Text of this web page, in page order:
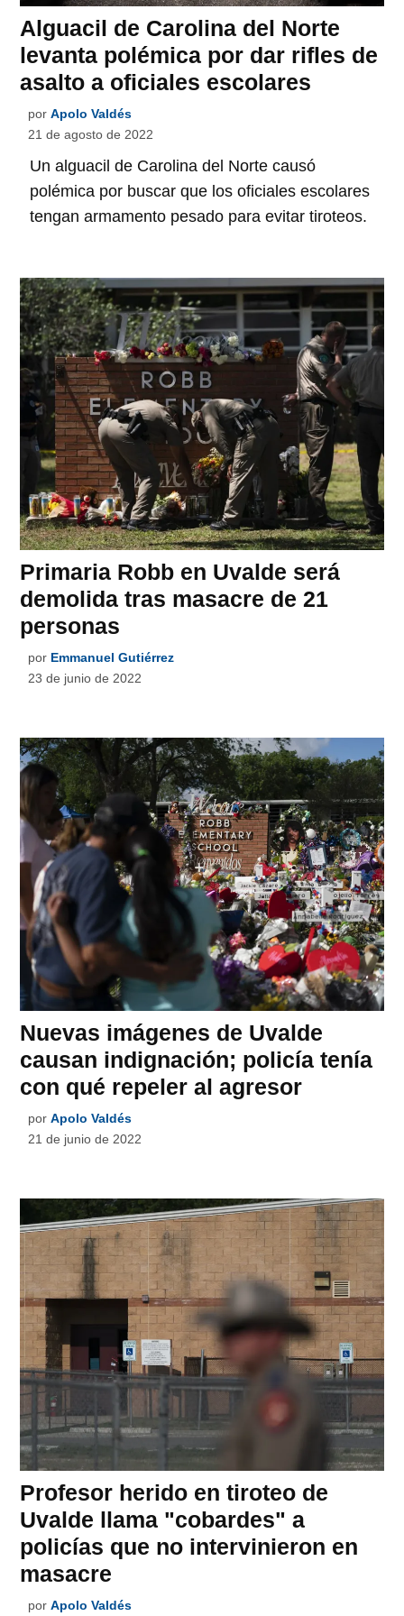
Alguacil de Carolina del Norte
levanta polémica por dar rifles de
asalto a oficiales escolares
por Apolo Valdés
21 de agosto de 2022
Un alguacil de Carolina del Norte causó
polémica por buscar que los oficiales escolares
tengan armamento pesado para evitar tiroteos.
Primaria Robb en Uvalde será
demolida tras masacre de 21
personas
por Emmanuel Gutiérrez
23 de junio de 2022
Nuevas imágenes de Uvalde
causan indignación; policía tenía
con qué repeler al agresor
por Apolo Valdés
21 de junio de 2022
Profesor herido en tiroteo de
Uvalde llama "cobardes" a
policías que no intervinieron en
masacre
por Apolo Valdés